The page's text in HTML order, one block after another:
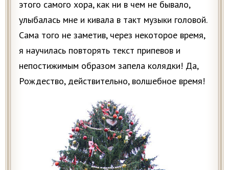
этого самого хора, как ни в чем не бывало,
улыбалась мне и кивала в такт музыки головой.
Сама того не заметив, через некоторое время,
я научилась повторять текст припевов и
непостижимым образом запела колядки! Да,
Рождество, действительно, волшебное время!